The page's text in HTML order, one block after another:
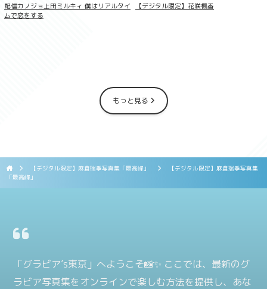
井上晴美ラスト写真集 或る女
配信カノジョ上田ミルキィ 僕はリアルタイ
ムで恋をする
【デジタル限定】花咲楓香
もっと見る
【デジタル限定】麻倉瑞季写真集「最高峰」
【デジタル限定】麻倉瑞季写真集
「最高峰」
「グラビア’s東京」へようこそ📸✨ ここでは、最新のグ
ラビア写真集をオンラインで楽しむ方法を提供し、あな